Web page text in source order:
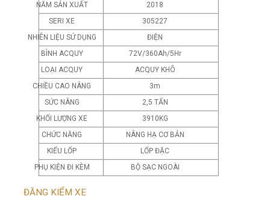
NĂM SẢN XUẤT
2018
SERI XE
305227
NHIÊN LIỆU SỬ DỤNG
ĐIỆN
BÌNH ACQUY
72V/360Ah/5Hr
LOẠI ACQUY
ACQUY KHÔ
CHIỀU CAO NÂNG
3m
SỨC NÂNG
2,5 TẤN
KHỐI LƯỢNG XE
3910KG
CHỨC NĂNG
NÂNG HẠ CƠ BẢN
KIỂU LỐP
LỐP ĐẶC
PHỤ KIỆN ĐI KÈM
BỘ SẠC NGOÀI
ĐĂNG KIỂM XE